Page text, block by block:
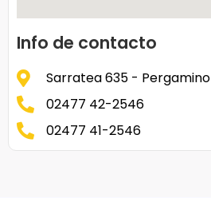
Info de contacto
Sarratea 635 - Pergamino
02477 42-2546
02477 41-2546